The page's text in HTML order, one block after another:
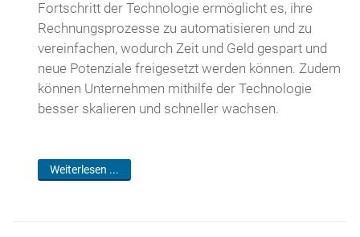
Fortschritt der Technologie ermöglicht es, ihre
Rechnungsprozesse zu automatisieren und zu
vereinfachen, wodurch Zeit und Geld gespart und
neue Potenziale freigesetzt werden können. Zudem
können Unternehmen mithilfe der Technologie
besser skalieren und schneller wachsen.
Weiterlesen ...